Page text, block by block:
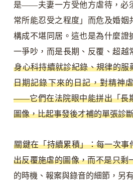
是——夫妻一方受他方虐待，必
常所能忍受之程度」而危及婚姻
構成不堪同居。這也是為什麼證
一爭吵，而是長期、反覆、超越
身心科持續就診紀錄、規律的服
日期記錄下來的日記，對精神
——它們在法院眼中能拼出「長
圖像，比起事發後才補的單張診
關鍵在「持續累積」：每一次事
出反覆施虐的圖像，而不是只剩
的時機、報案與錄音的細節，另